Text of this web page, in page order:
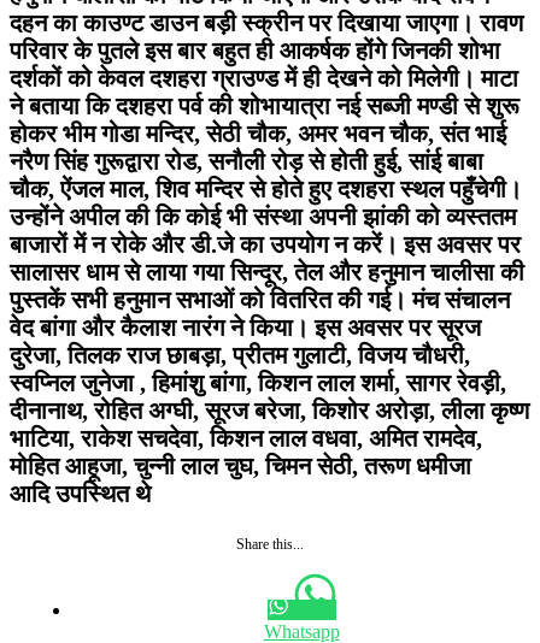
दहन का काउण्ट डाउन बड़ी स्क्रीन पर दिखाया जाएगा। रावण
परिवार के पुतले इस बार बहुत ही आकर्षक होंगे जिनकी शोभा
दर्शकों को केवल दशहरा ग्राउण्ड में ही देखने को मिलेगी। माटा
ने बताया कि दशहरा पर्व की शोभायात्रा नई सब्जी मण्डी से शुरू
होकर भीम गोडा मन्दिर, सेठी चौक, अमर भवन चौक, संत भाई
नरैण सिंह गुरूद्वारा रोड, सनौली रोड़ से होती हुई, सांई बाबा
चौक, ऐंजल माल, शिव मन्दिर से होते हुए दशहरा स्थल पहुँचेगी।
उन्होंने अपील की कि कोई भी संस्था अपनी झांकी को व्यस्ततम
बाजारों में न रोके और डी.जे का उपयोग न करें। इस अवसर पर
सालासर धाम से लाया गया सिन्दूर, तेल और हनुमान चालीसा की
पुस्तकें सभी हनुमान सभाओं को वितरित की गई। मंच संचालन
वेद बांगा और कैलाश नारंग ने किया। इस अवसर पर सूरज
दुरेजा, तिलक राज छाबड़ा, प्रीतम गुलाटी, विजय चौधरी,
स्वप्निल जुनेजा , हिमांशु बांगा, किशन लाल शर्मा, सागर रेवड़ी,
दीनानाथ, रोहित अग्घी, सूरज बरेजा, किशोर अरोड़ा, लीला कृष्ण
भाटिया, राकेश सचदेवा, किशन लाल वधवा, अमित रामदेव,
मोहित आहूजा, चुन्नी लाल चुघ, चिमन सेठी, तरूण धमीजा
आदि उपस्थित थे
Share this...
Whatsapp